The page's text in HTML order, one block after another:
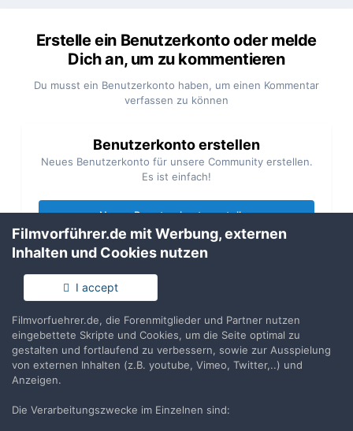
Erstelle ein Benutzerkonto oder melde
Dich an, um zu kommentieren
Du musst ein Benutzerkonto haben, um einen Kommentar
verfassen zu können
Benutzerkonto erstellen
Neues Benutzerkonto für unsere Community erstellen.
Es ist einfach!
Neues Benutzerkonto erstellen
Du hast bereits ein Benutzerkonto? Melde Dich hier an.
Jetzt anmelden
Teilen Folgen
Filmvorführer.de mit Werbung, externen
Inhalten und Cookies nutzen
I accept
Filmvorfuehrer.de, die Forenmitglieder und Partner nutzen
eingebettete Skripte und Cookies, um die Seite optimal zu
gestalten und fortlaufend zu verbessern, sowie zur Ausspielung
von externen Inhalten (z.B. youtube, Vimeo, Twitter,..) und
Anzeigen.
Die Verarbeitungszwecke im Einzelnen sind: